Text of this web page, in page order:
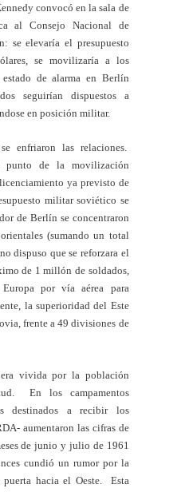
convocó en la sala de
al Consejo Nacional de
se elevaría el presupuesto
se movilizaría a los
de alarma en Berlín
seguirían dispuestos a
en posición militar.
enfriaron las relaciones.
punto de la movilización
ya previsto de
militar soviético se
de Berlín se concentraron
(sumando un total
dispuso que se reforzara el
de 1 millón de soldados,
por vía aérea para
la superioridad del Este
frente a 49 divisiones de
era vivida por la población
En los campamentos
destinados a recibir los
aumentaron las cifras de
de junio y julio de 1961
cundió un rumor por la
hacia el Oeste. Esta